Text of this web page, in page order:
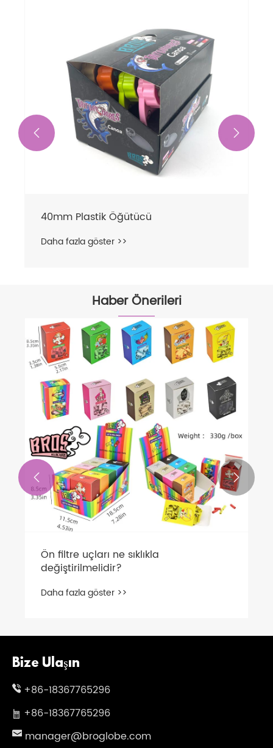
40mm Plastik Öğütücü
Daha fazla göster >>
 
Haber Önerileri
Ön filtre uçları ne sıklıkla
değiştirilmelidir?
Daha fazla göster >>
 
Bize Ulaşın
+86-18367765296
+86-18367765296
manager@broglobe.com